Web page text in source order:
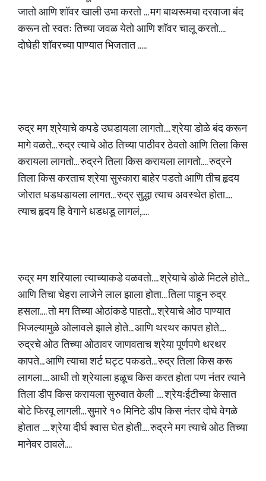
जातो आणि शॉवर खाली उभा करतो ... मग बाथरूमचा दरवाजा बंद
करून तो स्वतः तिच्या जवळ येतो आणि शॉवर चालू करतो....
दोघेही शॉवरच्या पाण्यात भिजतात .....
रुद्र मग श्रेयाचे कपडे उघडायला लागतो.... श्रेया डोळे बंद करून
मागे वळते... रुद्र त्याचे ओठ तिच्या पाठीवर ठेवतो आणि तिला किस
करायला लागतो... रुद्रने तिला किस करायला लागतो.... रुद्रने
तिला किस करताच श्रेया सुस्कारा बाहेर पडतो आणि तीच हृदय
जोरात धडधडायला लागत... रुद्र सुद्धा त्याच अवस्थेत होता....
त्याच हृदय हि वेगाने धडधडू लागलं,....
रुद्र मग शरियाला त्याच्याकडे वळवतो.... श्रेयाचे डोळे मिटले होते...
आणि तिचा चेहरा लाजेने लाल झाला होता... तिला पाहून रुद्र
हसला.... तो मग तिच्या ओठांकडे पाहतो... श्रेयाचे ओठ पाण्यात
भिजल्यामुळे ओलावले झाले होते... आणि थरथर कापत होते....
रुद्रचे ओठ तिच्या ओठावर जाणवताच श्रेया पूर्णपणे थरथर
कापते... आणि त्याचा शर्ट घट्ट पकडते... रुद्र तिला किस करू
लागला.... आधी तो श्रेयाला हळूच किस करत होता पण नंतर त्याने
तिला डीप किस करायला सुरुवात केली .... श्रेयःईटीच्या केसात
बोटे फिरवू लागली... सुमारे १० मिनिटे डीप किस नंतर दोघे वेगळे
होतात .... श्रेया दीर्घ श्वास घेत होती.... रुद्रने मग त्याचे ओठ तिच्या
मानेवर ठावले....